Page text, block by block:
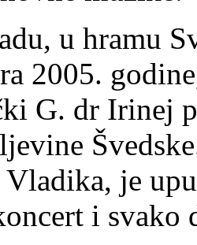
u hramu
2005.
G. dr Irinej
Vladika, je
i